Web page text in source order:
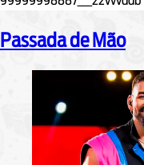
Passada de Mão